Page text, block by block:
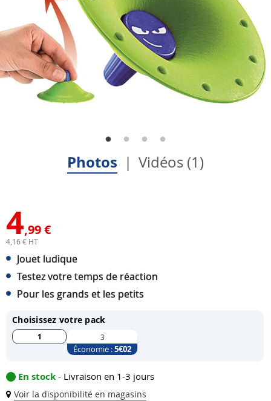
Photos Vidéos (1)
4,99 €
4,16 € HT
Jouet ludique
Testez votre temps de réaction
Pour les grands et les petits
Choisissez votre pack
1 3
Économie :5€02
En stock - Livraison en 1-3 jours
Voir la disponibilité en magasins